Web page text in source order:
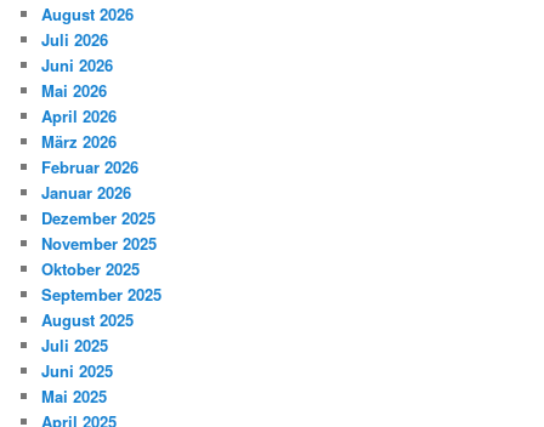
August 2026
Juli 2026
Juni 2026
Mai 2026
April 2026
März 2026
Februar 2026
Januar 2026
Dezember 2025
November 2025
Oktober 2025
September 2025
August 2025
Juli 2025
Juni 2025
Mai 2025
April 2025